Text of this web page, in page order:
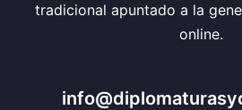
tradicional apuntado a la
online.